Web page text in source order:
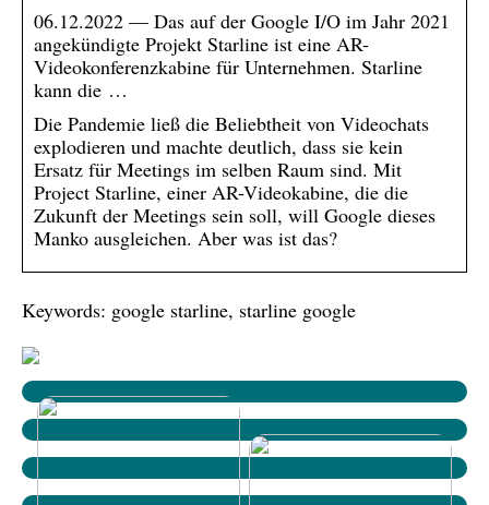
06.12.2022 — Das auf der Google I/O im Jahr 2021
angekündigte Projekt Starline ist eine AR-
Videokonferenzkabine für Unternehmen. Starline
kann die …
Die Pandemie ließ die Beliebtheit von Videochats
explodieren und machte deutlich, dass sie kein
Ersatz für Meetings im selben Raum sind. Mit
Project Starline, einer AR-Videokabine, die die
Zukunft der Meetings sein soll, will Google dieses
Manko ausgleichen. Aber was ist das?
Keywords: google starline, starline google